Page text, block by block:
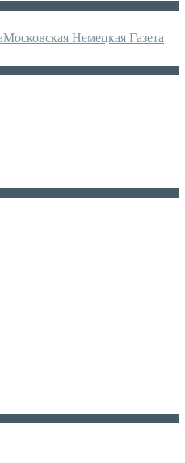
Московская Немецкая Газета